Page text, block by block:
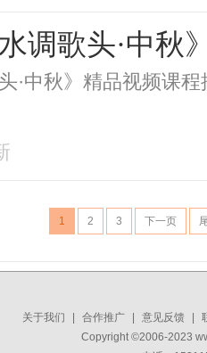
调歌头·中秋
·中秋》精品视频课
1 2 3 下一页
关于我们 合作推广 意见反馈
Copyright ©2006-2023